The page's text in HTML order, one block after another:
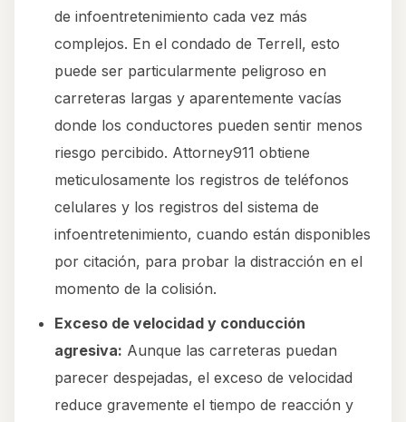
de infoentretenimiento cada vez más
complejos. En el condado de Terrell, esto
puede ser particularmente peligroso en
carreteras largas y aparentemente vacías
donde los conductores pueden sentir menos
riesgo percibido. Attorney911 obtiene
meticulosamente los registros de teléfonos
celulares y los registros del sistema de
infoentretenimiento, cuando están disponibles
por citación, para probar la distracción en el
momento de la colisión.
Exceso de velocidad y conducción
agresiva: Aunque las carreteras puedan
parecer despejadas, el exceso de velocidad
reduce gravemente el tiempo de reacción y